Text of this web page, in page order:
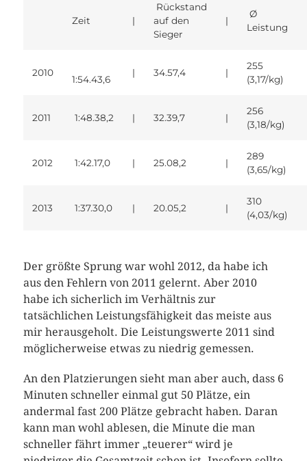
Zeit |
Rückstand
auf den
Sieger
|
Ø
Leistung
2010
1:54.43,6
| 34.57,4 |
255
(3,17/kg)
2011 1:48.38,2 | 32.39,7 |
256
(3,18/kg)
2012 1:42.17,0 | 25.08,2 |
289
(3,65/kg)
2013 1:37.30,0 | 20.05,2 |
310
(4,03/kg)
Der größte Sprung war wohl 2012, da habe ich
aus den Fehlern von 2011 gelernt. Aber 2010
habe ich sicherlich im Verhältnis zur
tatsächlichen Leistungsfähigkeit das meiste aus
mir herausgeholt. Die Leistungswerte 2011 sind
möglicherweise etwas zu niedrig gemessen.
An den Platzierungen sieht man aber auch, dass 6
Minuten schneller einmal gut 50 Plätze, ein
andermal fast 200 Plätze gebracht haben. Daran
kann man wohl ablesen, die Minute die man
schneller fährt immer „teuerer“ wird je